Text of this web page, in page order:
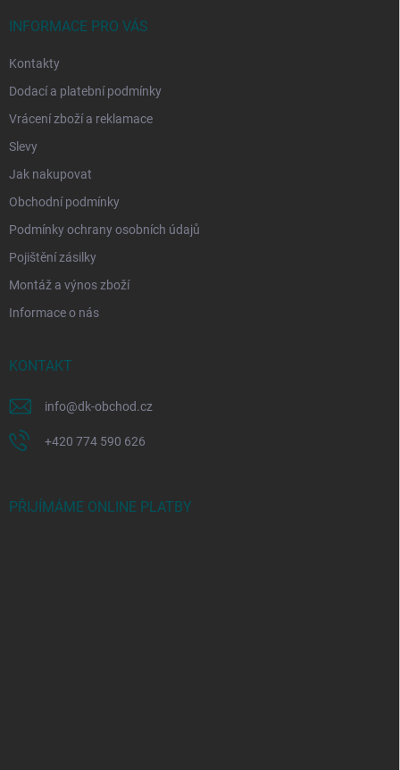
INFORMACE PRO VÁS
Kontakty
Dodací a platební podmínky
Vrácení zboží a reklamace
Slevy
Jak nakupovat
Obchodní podmínky
Podmínky ochrany osobních údajů
Pojištění zásilky
Montáž a výnos zboží
Informace o nás
KONTAKT
info@dk-obchod.cz
+420 774 590 626
PŘIJÍMÁME ONLINE PLATBY